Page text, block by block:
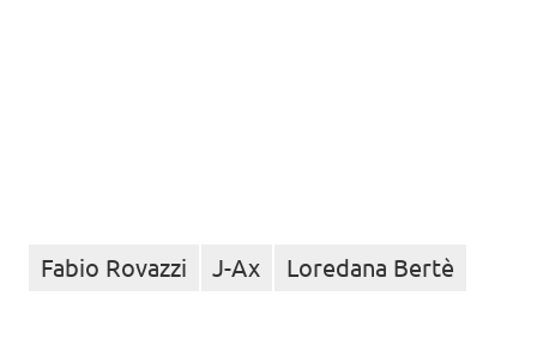
Fabio Rovazzi J-Ax Loredana Bertè